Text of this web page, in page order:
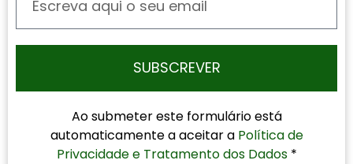
SUBSCREVER
Ao submeter este formulário está
automaticamente a aceitar a Política de
Privacidade e Tratamento dos Dados *